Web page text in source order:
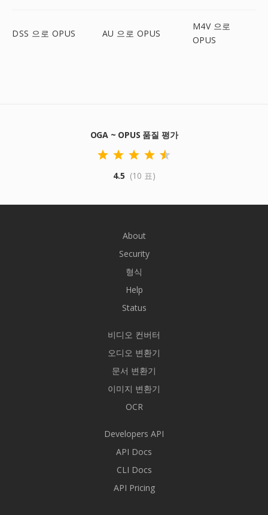
DSS 으로 OPUS AU 으로 OPUS
M4V 으로
OPUS
OGA ~ OPUS 품질 평가
4.5 (10 표)
About
Security
형식
Help
Status
비디오 컨버터
오디오 변환기
문서 변환기
이미지 변환기
OCR
Developers API
API Docs
CLI Docs
API Pricing